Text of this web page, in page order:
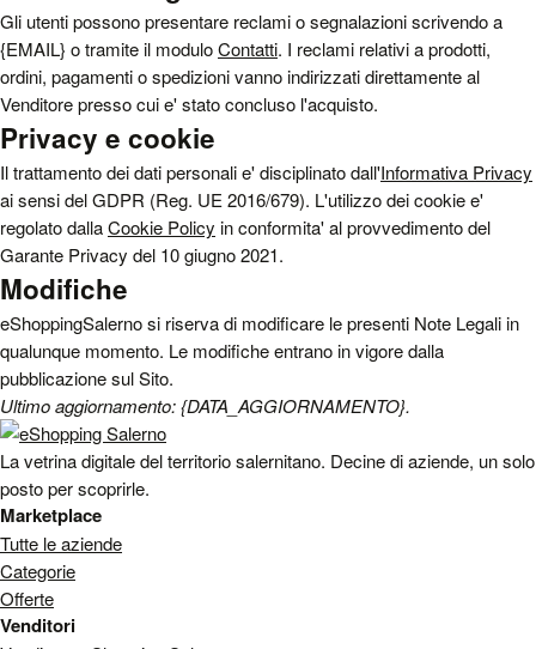
Gli utenti possono presentare reclami o segnalazioni scrivendo a
{EMAIL} o tramite il moduloContatti. I reclami relativi a prodotti,
ordini, pagamenti o spedizioni vanno indirizzati direttamente al
Venditore presso cui e' stato concluso l'acquisto.
Privacy e cookie
Il trattamento dei dati personali e' disciplinato dall'Informativa Privacy
ai sensi del GDPR (Reg. UE 2016/679). L'utilizzo dei cookie e'
regolato dallaCookie Policy in conformita' al provvedimento del
Garante Privacy del 10 giugno 2021.
Modifiche
eShoppingSalerno si riserva di modificare le presenti Note Legali in
qualunque momento. Le modifiche entrano in vigore dalla
pubblicazione sul Sito.
Ultimo aggiornamento: {DATA_AGGIORNAMENTO}.
La vetrina digitale del territorio salernitano. Decine di aziende, un solo
posto per scoprirle.
Marketplace
Tutte le aziende
Categorie
Offerte
Venditori